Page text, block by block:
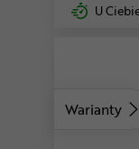
U
Warianty